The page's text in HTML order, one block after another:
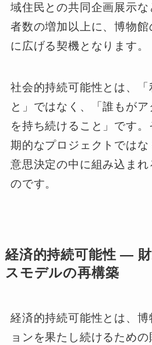
域住民との共同企画展示
者数の増加以上に、博物
に広げる契機となります。
社会的持続可能性とは、「
と」ではなく、「誰もが
を持ち続けること」です
期的なプロジェクトではな
意思決定の中に組み込ま
のです。
経済的持続可能性 ―
スモデルの再構築
経済的持続可能性とは、
ョンを果たし続けるため